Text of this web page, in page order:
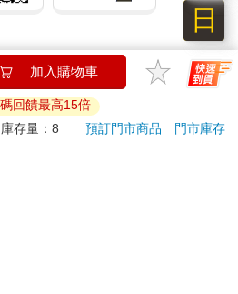
作ATM! 如接獲電話要求您前往
示，以免受騙上當！
期，退回商品須為全新狀態**
加入購物車
回饋最高15倍
存量：8 預訂門市商品
門市庫存
日